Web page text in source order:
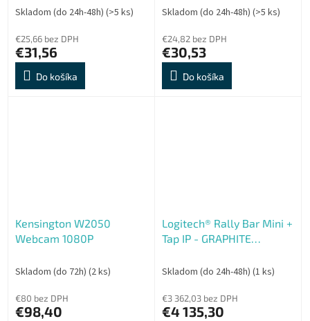
Skladom (do 24h-48h) (>5 ks)
€25,66 bez DPH
€31,56
Do košíka
Skladom (do 24h-48h) (>5 ks)
€24,82 bez DPH
€30,53
Do košíka
Kensington W2050
Webcam 1080P
Skladom (do 72h) (2 ks)
€80 bez DPH
€98,40
Logitech® Rally Bar Mini +
Tap IP - GRAPHITE
Skladom (do 24h-48h) (1 ks)
€3 362,03 bez DPH
€4 135,30